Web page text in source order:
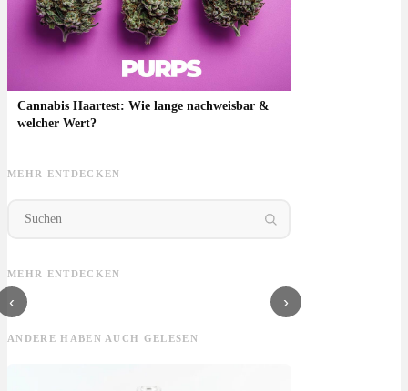
Cannabis Haartest: Wie lange nachweisbar &
welcher Wert?
MEHR ENTDECKEN
MEHR ENTDECKEN
‹ ›
ANDERE HABEN AUCH GELESEN